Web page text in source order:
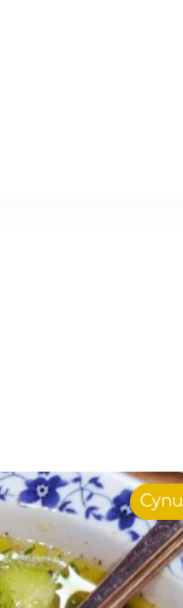
Супи